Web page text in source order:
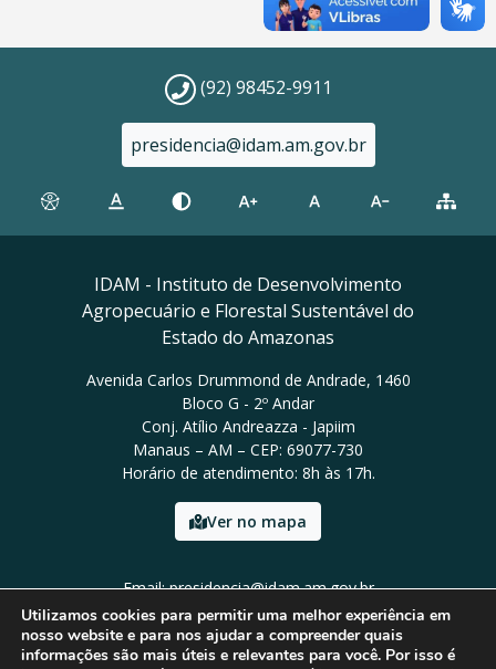
(92) 98452-9911
presidencia@idam.am.gov.br
IDAM - Instituto de Desenvolvimento
Agropecuário e Florestal Sustentável do
Estado do Amazonas
Avenida Carlos Drummond de Andrade, 1460
Bloco G - 2º Andar
Conj. Atílio Andreazza - Japiim
Manaus – AM – CEP: 69077-730
Horário de atendimento: 8h às 17h.
Ver no mapa
Email: presidencia@idam.am.gov.br
Tel: (92) 98452-9911
Utilizamos cookies para permitir uma melhor experiência em
nosso website e para nos ajudar a compreender quais
informações são mais úteis e relevantes para você. Por isso é